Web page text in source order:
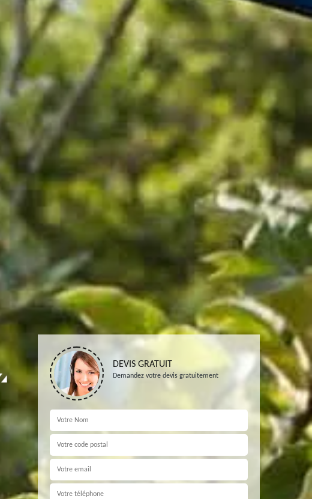
DEVIS GRATUIT
Demandez votre devis gratuitement